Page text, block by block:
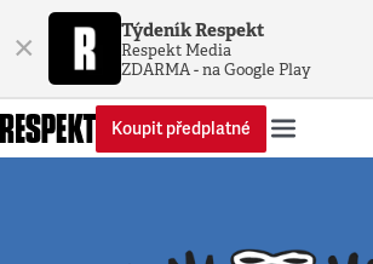
× Týdeník Respekt
Respekt Media
ZDARMA - na Google Play
Koupit předplatné